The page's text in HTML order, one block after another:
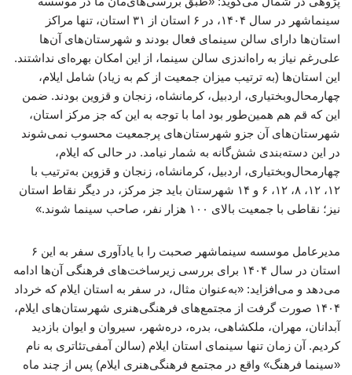
سینماشهر در سال ۱۴۰۴، در ۶ استان از ۳۱ استان، تنها مراکز
استان‌ها دارای سالن سینمای فعال بودند و شهرستان‌های آن‌ها
علی‌رغم نیاز به راه‌اندزی سالن سینما، از این امکان بهره‌ای نداشتند.
این استان‌ها (به ترتیب میزان جمعیت از کم به زیاد) شامل ایلام،
چهارمحال‌وبختیاری، اردبیل، کرمانشاه، زنجان و قزوین بودند. ضمن
این که قم هم همین‌طور بود اما با توجه به این که جز مرکز استان،
شهرستان‌های آن جزو شهرستان‌های پرجمعیت محسوب نمی‌شوند
در این دسته‌بندی شش‌گانه به شمار نیامد. در حالی که ایلام،
چهارمحال‌وبختیاری، اردبیل، کرمانشاه، زنجان و قزوین به‌ترتیب با
۱۲، ۱۲، ۸، ۱۲، ۶ و ۱۴ شهرستان باید جز مرکز، در دیگر نقاط استان
نیز؛ نقاطی با جمعیت بالای ۱۰۰ هزار نفر، صاحب سینما شوند.»
مدیرعامل موسسه سینماشهر صحبت را با یادآوری سفر به این ۶
استان در سال ۱۴۰۴ برای بررسی زیرساخت‌های فرهنگی آن‌ها ادامه
می‌دهد و می‌افزاید: «به‌عنوان مثال، در سفر به استان ایلام که خرداد
۱۴۰۴ صورت گرفت از مجتمع‌های فرهنگی‌هنری شهرستان‌های ایلام،
آبدانان، مهران، ملکشاهی، بدره، دره‌شهر، سیروان و ایوان بازدید
کردیم. آن زمان تنها سینمای استان ایلام (سالن آمفی‌تئاتری به نام
«سینما فرهنگ» واقع در مجتمع فرهنگی‌هنری ایلام) پس از چند ماه